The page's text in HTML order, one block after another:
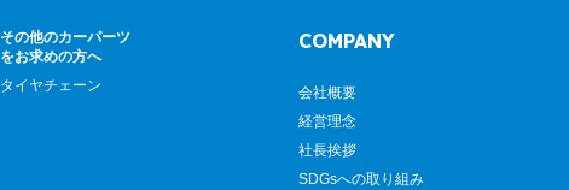
その他のカーパーツ
をお求めの方へ
タイヤチェーン
COMPANY
会社概要
経営理念
社長挨拶
SDGsへの取り組み